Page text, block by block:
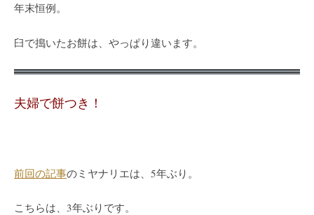
年末恒例。
臼で搗いたお餅は、やっぱり違います。
夫婦で餅つき！
前回の記事のミヤナリエは、5年ぶり。
こちらは、3年ぶりです。